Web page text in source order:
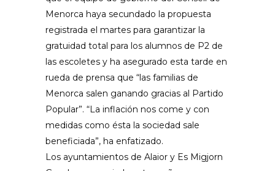
Menorca haya secundado la propuesta
registrada el martes para garantizar la
gratuidad total para los alumnos de P2 de
las escoletes y ha asegurado esta tarde en
rueda de prensa que “las familias de
Menorca salen ganando gracias al Partido
Popular”. “La inflación nos come y con
medidas como ésta la sociedad sale
beneficiada”, ha enfatizado.
Los ayuntamientos de Alaior y Es Migjorn